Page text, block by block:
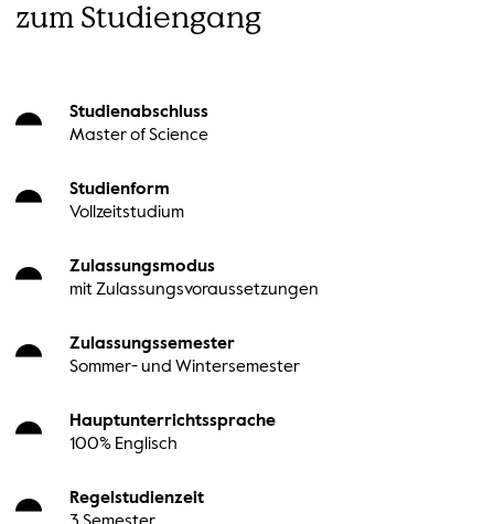
zum Studiengang
Studienabschluss
Master of Science
Studienform
Vollzeitstudium
Zulassungsmodus
mit Zulassungsvoraussetzungen
Zulassungssemester
Sommer- und Wintersemester
Hauptunterrichtssprache
100% Englisch
Regelstudienzeit